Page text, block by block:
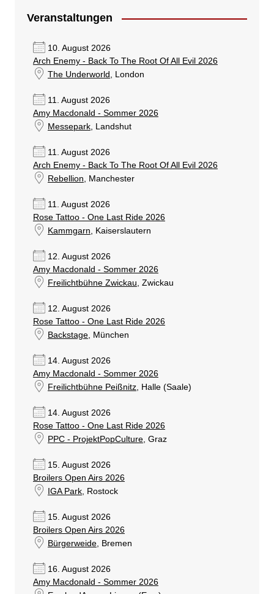
Veranstaltungen
10. August 2026
Arch Enemy - Back To The Root Of All Evil 2026
The Underworld , London
11. August 2026
Amy Macdonald - Sommer 2026
Messepark, Landshut
11. August 2026
Arch Enemy - Back To The Root Of All Evil 2026
Rebellion, Manchester
11. August 2026
Rose Tattoo - One Last Ride 2026
Kammgarn, Kaiserslautern
12. August 2026
Amy Macdonald - Sommer 2026
Freilichtbühne Zwickau, Zwickau
12. August 2026
Rose Tattoo - One Last Ride 2026
Backstage, München
14. August 2026
Amy Macdonald - Sommer 2026
Freilichtbühne Peißnitz, Halle (Saale)
14. August 2026
Rose Tattoo - One Last Ride 2026
PPC - ProjektPopCulture, Graz
15. August 2026
Broilers Open Airs 2026
IGA Park, Rostock
15. August 2026
Broilers Open Airs 2026
Bürgerweide, Bremen
16. August 2026
Amy Macdonald - Sommer 2026